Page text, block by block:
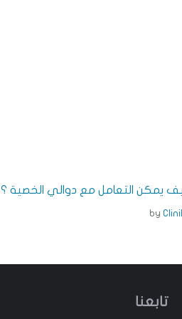
يمكن التعامل مع دوالي الخصية ؟
by
تابعنا